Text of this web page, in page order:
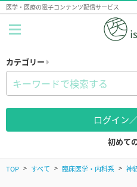
医学・医療の電子コンテンツ配信サービス
カテゴリー
ログイン
初めて
TOP すべて 臨床医学・内科系 神